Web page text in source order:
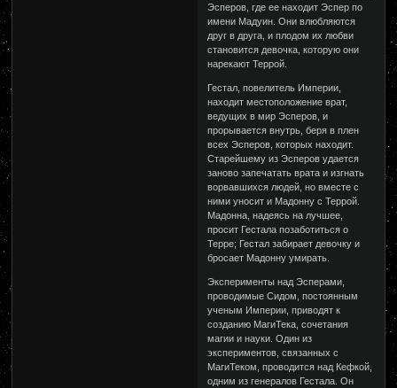
Эсперов, где ее находит Эспер по
имени Мадуин. Они влюбляются
друг в друга, и плодом их любви
становится девочка, которую они
нарекают Террой.
Гестал, повелитель Империи,
находит местоположение врат,
ведущих в мир Эсперов, и
прорывается внутрь, беря в плен
всех Эсперов, которых находит.
Старейшему из Эсперов удается
заново запечатать врата и изгнать
ворвавшихся людей, но вместе с
ними уносит и Мадонну с Террой.
Мадонна, надеясь на лучшее,
просит Гестала позаботиться о
Терре; Гестал забирает девочку и
бросает Мадонну умирать.
Эксперименты над Эсперами,
проводимые Сидом, постоянным
ученым Империи, приводят к
созданию МагиТека, сочетания
магии и науки. Один из
экспериментов, связанных с
МагиТеком, проводится над Кефкой,
одним из генералов Гестала. Он